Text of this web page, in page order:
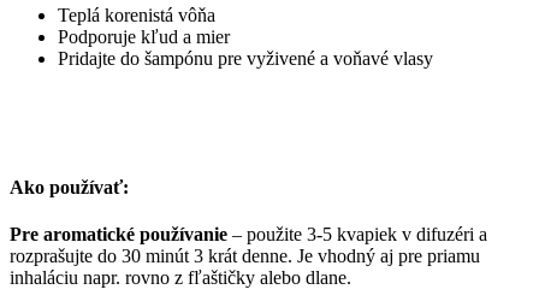
Teplá korenistá vôňa
Podporuje kľud a mier
Pridajte do šampónu pre vyživené a voňavé vlasy
Ako používať:
Pre aromatické používanie – použite 3-5 kvapiek v difuzéri a
rozprašujte do 30 minút 3 krát denne. Je vhodný aj pre priamu
inhaláciu napr. rovno z fľaštičky alebo dlane.